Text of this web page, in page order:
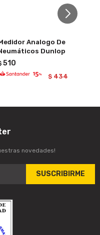
Analogo De
Dunlop
510
$ 434
novedades!
SUSCRIBIRME